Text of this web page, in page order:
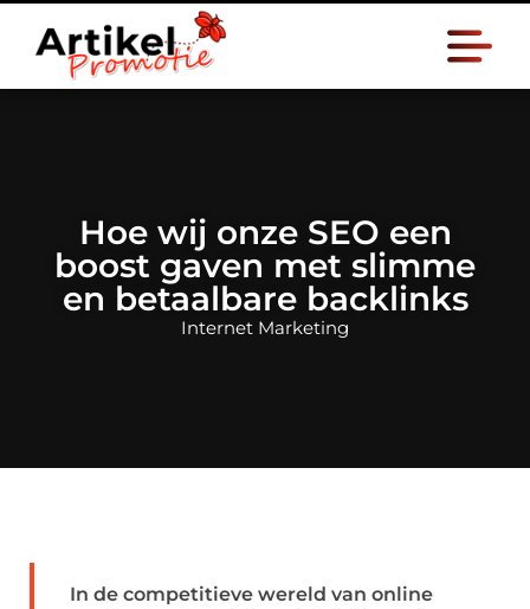
Hoe wij onze SEO een
boost gaven met slimme
en betaalbare backlinks
Internet Marketing
In de competitieve wereld van online